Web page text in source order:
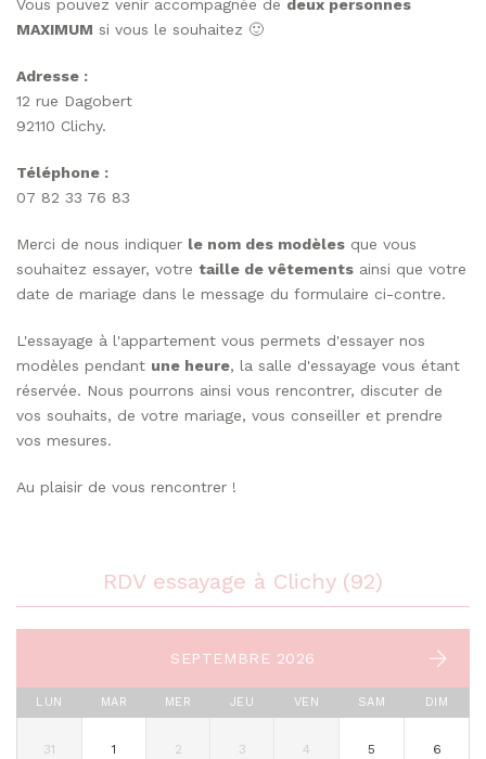
Vous pouvez venir accompagnée de deux personnes
MAXIMUM si vous le souhaitez 🙂
Adresse :
12 rue Dagobert
92110 Clichy.
Téléphone :
07 82 33 76 83
Merci de nous indiquer le nom des modèles que vous
souhaitez essayer, votre taille de vêtements ainsi que votre
date de mariage dans le message du formulaire ci-contre.
L'essayage à l'appartement vous permets d'essayer nos
modèles pendant une heure, la salle d'essayage vous étant
réservée. Nous pourrons ainsi vous rencontrer, discuter de
vos souhaits, de votre mariage, vous conseiller et prendre
vos mesures.
Au plaisir de vous rencontrer !
RDV essayage à Clichy (92)
SEPTEMBRE 2026
LUN MAR MER JEU VEN SAM DIM
31 1 2 3 4 5 6